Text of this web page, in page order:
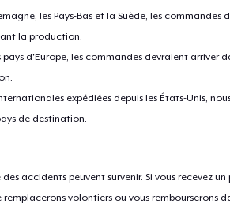
les Pays-Bas et la Suède, les commandes
la production.
pays d'Europe, les commandes devraient arriver
expédiées depuis les États-Unis,
de destination.
accidents peuvent survenir. Si vous recevez
volontiers ou vous rembourserons